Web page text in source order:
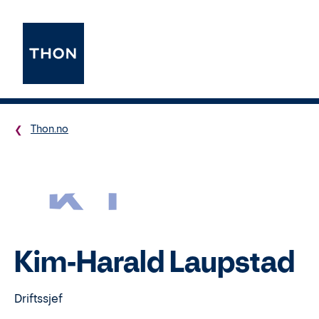
Thon.no
KL
Kim-Harald Laupstad
Driftssjef